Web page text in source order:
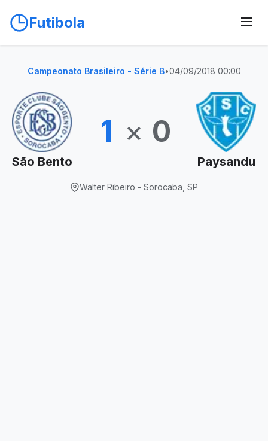
Futibola
Campeonato Brasileiro - Série B•04/09/2018 00:00
São Bento
1 × 0
Paysandu
Walter Ribeiro - Sorocaba, SP